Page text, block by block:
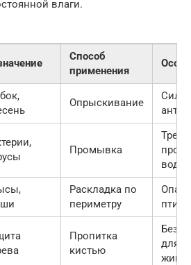
влаги.
Способ
применения
Опрыскивание
Промывка
водой
Раскладка по
периметру
птиц!
Пропитка
кистью
для